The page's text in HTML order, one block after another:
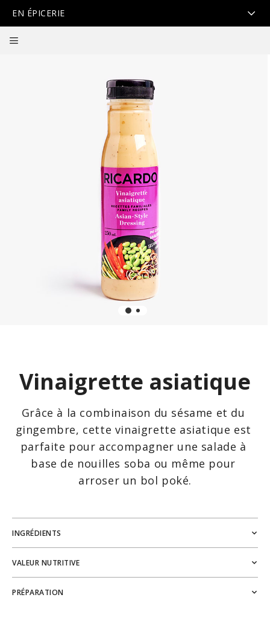
EN ÉPICERIE
Vinaigrette asiatique
Grâce à la combinaison du sésame et du
gingembre, cette vinaigrette asiatique est
parfaite pour accompagner une salade à
base de nouilles soba ou même pour
arroser un bol poké.
INGRÉDIENTS
VALEUR NUTRITIVE
PRÉPARATION